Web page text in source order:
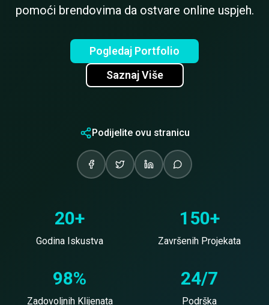
pomoći brendovima da ostvare online uspjeh.
Pogledaj Portfolio
Saznaj Više
Podijelite ovu stranicu
20+
Godina Iskustva
150+
Završenih Projekata
98%
Zadovoljnih Klijenata
24/7
Podrška